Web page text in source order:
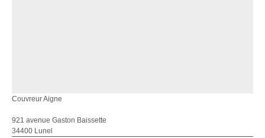
Couvreur Aigne
921 avenue Gaston Baissette
34400 Lunel